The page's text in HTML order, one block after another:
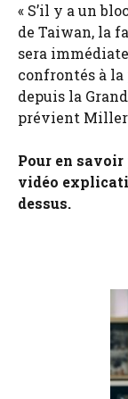
« S’il y a un
de Taiwan, la
sera
confrontés à
depuis la
prévient
Pour en
vidéo
dessus.